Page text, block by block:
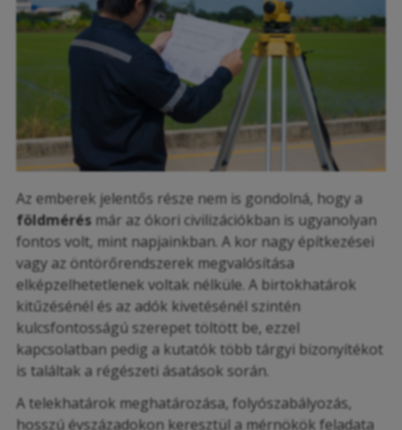
Az emberek jelentős része nem is gondolná, hogy a
földmérés már az ókori civilizációkban is ugyanolyan
fontos volt, mint napjainkban. A kor nagy építkezései
vagy az öntörőrendszerek megvalósítása
elképzelhetetlenek voltak nélküle. A birtokhatárok
kitűzésénél és az adók kivetésénél szintén
kulcsfontosságú szerepet töltött be, ezzel
kapcsolatban pedig a kutatók több tárgyi bizonyítékot
is találtak a régészeti ásatások során.
A telekhatárok meghatározása, folyószabályozás,
hosszú évszázadokon keresztül a mérnökök feladata